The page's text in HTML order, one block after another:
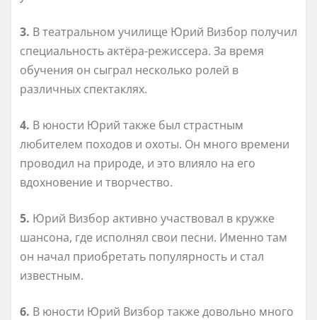
3. В театральном училище Юрий Визбор получил
специальность актёра-режиссера. За время
обучения он сыграл несколько ролей в
различных спектаклях.
4. В юности Юрий также был страстным
любителем походов и охоты. Он много времени
проводил на природе, и это влияло на его
вдохновение и творчество.
5. Юрий Визбор активно участвовал в кружке
шансона, где исполнял свои песни. Именно там
он начал приобретать популярность и стал
известным.
6. В юности Юрий Визбор также довольно много